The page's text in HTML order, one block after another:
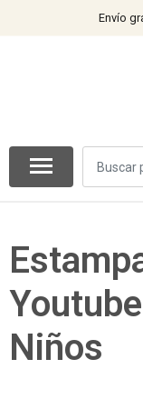
Envío
Niños